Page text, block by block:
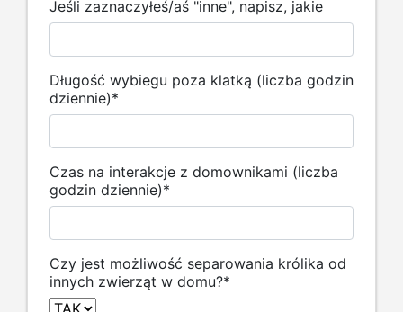
Jeśli zaznaczyłeś/aś "inne", napisz, jakie
Długość wybiegu poza klatką (liczba godzin
dziennie)*
Czas na interakcje z domownikami (liczba
godzin dziennie)*
Czy jest możliwość separowania królika od
innych zwierząt w domu?*